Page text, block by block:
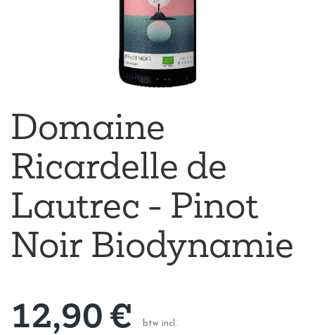
Domaine
Ricardelle de
Lautrec - Pinot
Noir Biodynamie
12,90€ btw incl.